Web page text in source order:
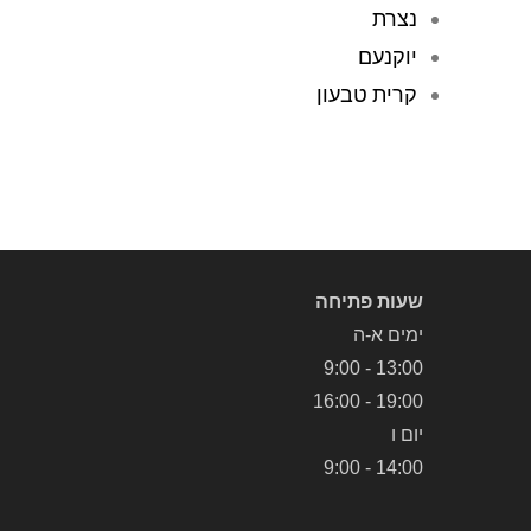
נצרת
יוקנעם
קרית טבעון
שעות פתיחה
ימים א-ה
13:00 - 9:00
19:00 - 16:00
יום ו
14:00 - 9:00